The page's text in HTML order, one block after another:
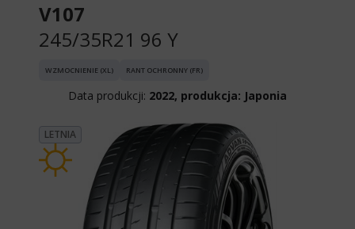
V107
245/35R21 96 Y
WZMOCNIENIE (XL) RANT OCHRONNY (FR)
Data produkcji: 2022, produkcja: Japonia
LETNIA